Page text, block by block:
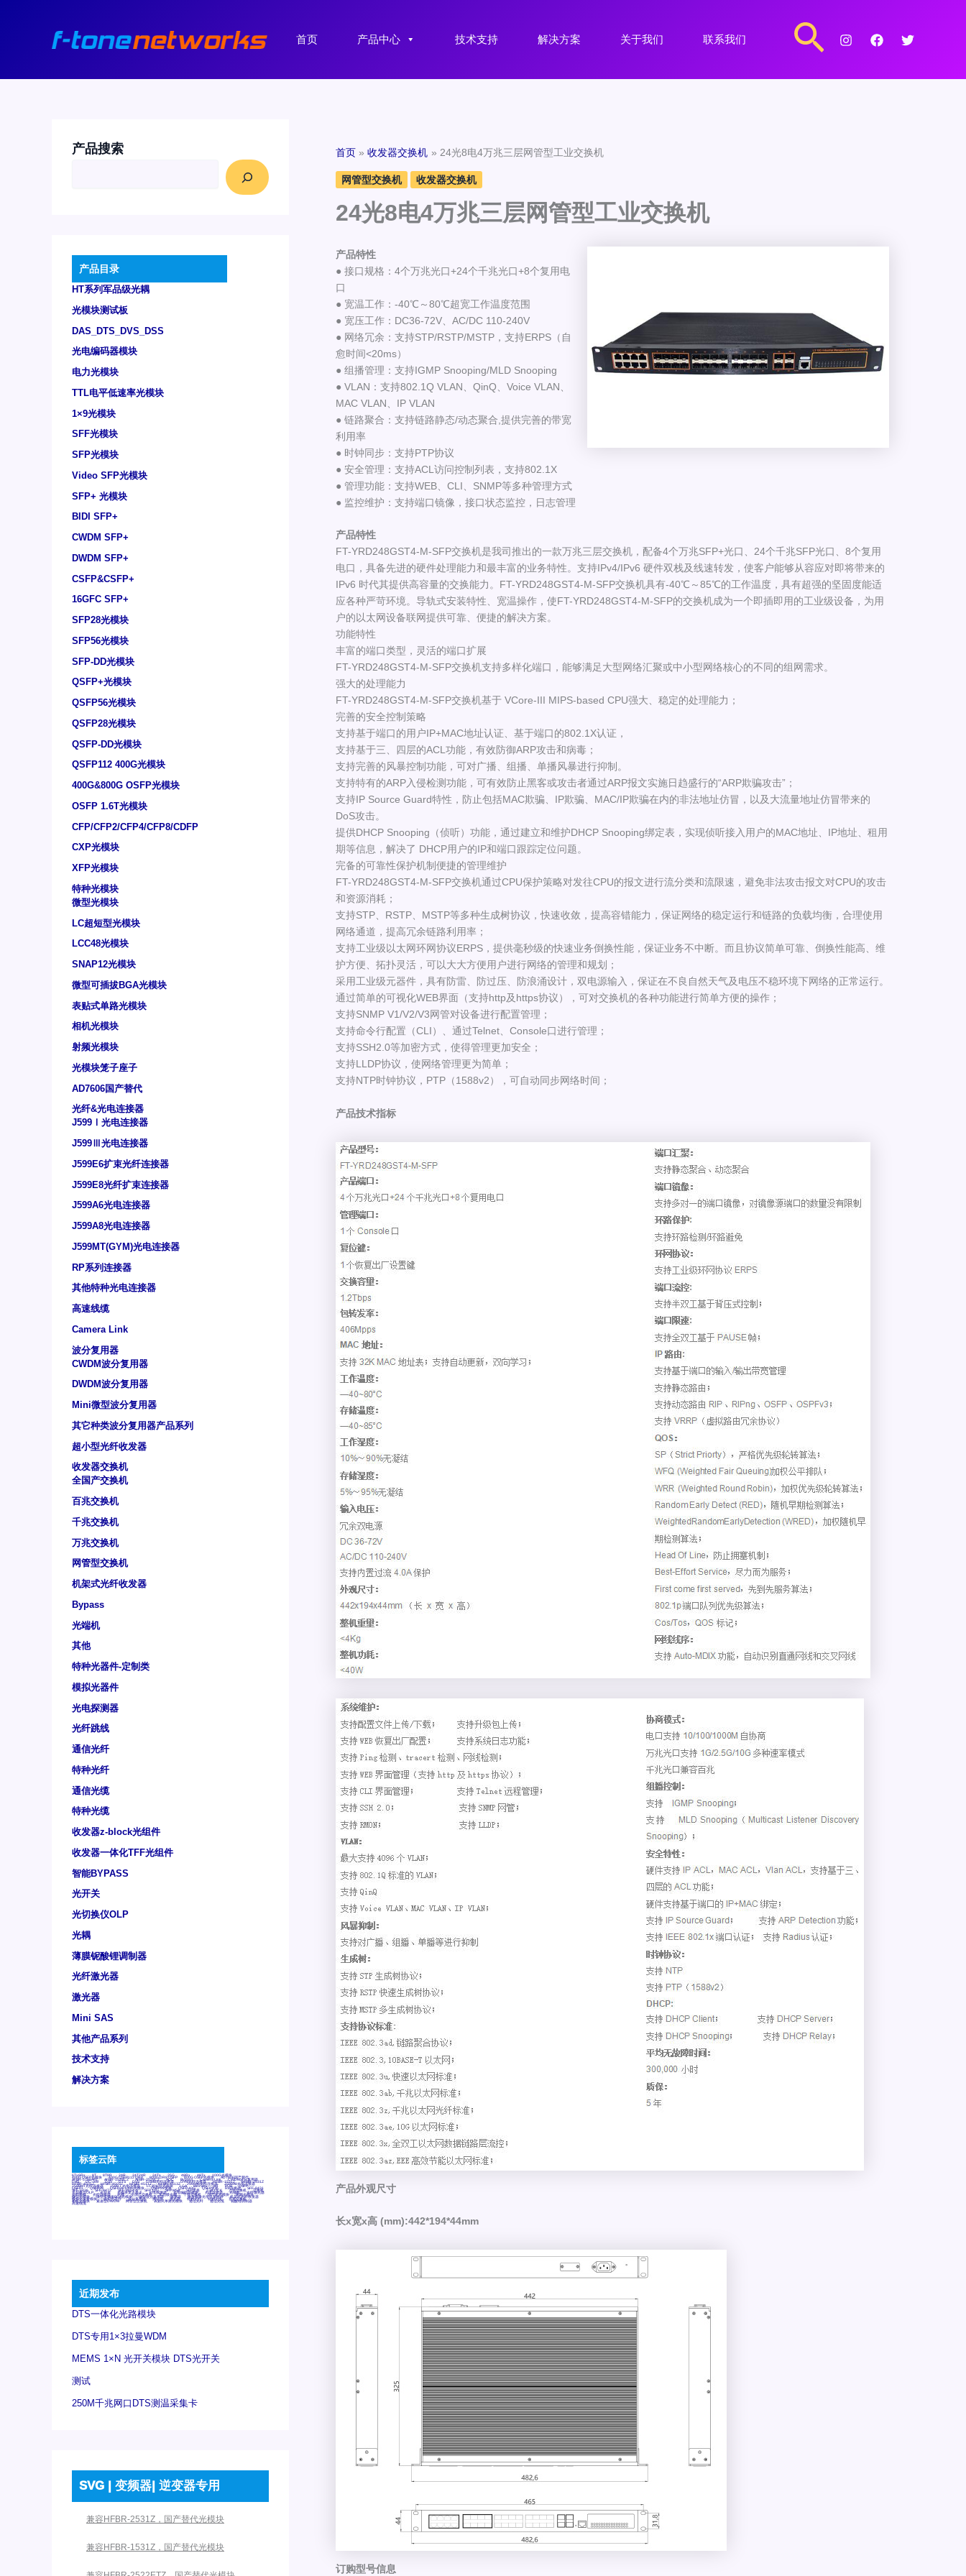
首页 产品中心 技术支持 解决方案 关于我们 联系我们
搜
索
产品搜索
产品目录
HT系列军品级光耦
光模块测试板
DAS_DTS_DVS_DSS
光电编码器模块
电力光模块
TTL电平低速率光模块
1×9光模块
SFF光模块
SFP光模块
Video SFP光模块
SFP+ 光模块
BIDI SFP+
CWDM SFP+
DWDM SFP+
CSFP&CSFP+
16GFC SFP+
SFP28光模块
SFP56光模块
SFP-DD光模块
QSFP+光模块
QSFP56光模块
QSFP28光模块
QSFP-DD光模块
QSFP112 400G光模块
400G&800G OSFP光模块
OSFP 1.6T光模块
CFP/CFP2/CFP4/CFP8/CDFP
CXP光模块
XFP光模块
特种光模块
微型光模块
LC超短型光模块
LCC48光模块
SNAP12光模块
微型可插拔BGA光模块
表贴式单路光模块
相机光模块
射频光模块
光模块笼子座子
AD7606国产替代
光纤&光电连接器
J599Ⅰ光电连接器
J599Ⅲ光电连接器
J599E6扩束光纤连接器
J599E8光纤扩束连接器
J599A6光电连接器
J599A8光电连接器
J599MT(GYM)光电连接器
RP系列连接器
其他特种光电连接器
高速线缆
Camera Link
波分复用器
CWDM波分复用器
DWDM波分复用器
Mini微型波分复用器
其它种类波分复用器产品系列
超小型光纤收发器
收发器交换机
全国产交换机
百兆交换机
千兆交换机
万兆交换机
网管型交换机
机架式光纤收发器
Bypass
光端机
其他
特种光器件-定制类
模拟光器件
光电探测器
光纤跳线
通信光纤
特种光纤
通信光缆
特种光缆
收发器z-block光组件
收发器一体化TFF光组件
智能BYPASS
光开关
光切换仪OLP
光耦
薄膜铌酸锂调制器
光纤激光器
激光器
Mini SAS
其他产品系列
技术支持
解决方案
标签云阵
6Tx6Rx 8T 8T8R 24R 24T24R 24Tx 25G 48Rx 48Tx 100G光模块
400G OSFP光模块 400G QSFP112 DR4 800G DR8 OSFP 800G OSFP光模块 AD7606国产替代
AFBR-57B4APZ AFBR-1528CZ AFBR-2528CZ AOC Bypass Camera Link CWDM波分复用器
DAS DC~4M DSS DTS DVS GYMB光纤连接器 GYM光纤连接器 HFBR-1531Z HFBR-2531Z
HFBR-4501Z HFBR-4503Z HFBR-4511Z HFBR-4513Z J599A6光纤连接器 J599A8光电连接器
J599MT光纤连接器 J599Ⅰ光电连接器 LC超短型光模块 LGA Mini SAS MT POB QSFP
QSFP+ QSFP28 QSFP28 100G光模块 QSFP28笼座 QSFP 40G QSFP笼座 RP连接器 SFF-8431
SFF-8436 SFF-8472 SFF-8654 4i SFP 10G SFP MSA SFP笼座 Z-BLOCK 万兆交换机 交换机
光切换仪OLP 光开关 光模块笼子座子 光电探测器 光电编码器模块 光电连接器 光端机 光纤激光器
光纤跳线 光纤连接器 光耦 全国产交换机 军品级光耦 千兆交换机 国产化光模块 射频光模块
微型光模块 微型可插拔BGA光模块 微型波分复用器 探测器 收发模块光学引擎组件 机架式光纤收发器
模拟光发射模块 模拟光器件 波分复用器 测试版 激光器 特种光纤 特种光缆 百兆交换机
相机光模块 紧凑型DWDM 网管型交换机 表贴式单路光模块 通信光纤 通信光缆 铌酸锂调制器
高速线缆
近期发布
DTS一体化光路模块
DTS专用1×3拉曼WDM
MEMS 1×N 光开关模块 DTS光开关
测试
250M千兆网口DTS测温采集卡
SVG | 变频器| 逆变器专用
兼容HFBR-2531Z，国产替代光模块
兼容HFBR-1531Z，国产替代光模块
首页 收发器交换机 24光8电4万兆三层网管型工业交换机
网管型交换机 收发器交换机
24光8电4万兆三层网管型工业交换机
产品特性
● 接口规格：4个万兆光口+24个千兆光口+8个复用电
口
● 宽温工作：-40℃～80℃超宽工作温度范围
● 宽压工作：DC36-72V、AC/DC 110-240V
● 网络冗余：支持STP/RSTP/MSTP，支持ERPS（自
愈时间<20ms）
● 组播管理：支持IGMP Snooping/MLD Snooping
● VLAN：支持802.1Q VLAN、QinQ、Voice VLAN、
MAC VLAN、IP VLAN
● 链路聚合：支持链路静态/动态聚合,提供完善的带宽
利用率
● 时钟同步：支持PTP协议
● 安全管理：支持ACL访问控制列表，支持802.1X
● 管理功能：支持WEB、CLI、SNMP等多种管理方式
● 监控维护：支持端口镜像，接口状态监控，日志管理
产品特性
FT-YRD248GST4-M-SFP交换机是我司推出的一款万兆三层交换机，配备4个万兆SFP+光口、24个千兆SFP光口、8个复用
电口，具备先进的硬件处理能力和最丰富的业务特性。支持IPv4/IPv6 硬件双栈及线速转发，使客户能够从容应对即将带来的
IPv6 时代其提供高容量的交换能力。FT-YRD248GST4-M-SFP交换机具有-40℃～85℃的工作温度，具有超强的坚固度能适
应各种严苛环境。导轨式安装特性、宽温操作，使FT-YRD248GST4-M-SFP的交换机成为一个即插即用的工业级设备，为用
户的以太网设备联网提供可靠、便捷的解决方案。
功能特性
丰富的端口类型，灵活的端口扩展
FT-YRD248GST4-M-SFP交换机支持多样化端口，能够满足大型网络汇聚或中小型网络核心的不同的组网需求。
强大的处理能力
FT-YRD248GST4-M-SFP交换机基于 VCore-III MIPS-based CPU强大、稳定的处理能力；
完善的安全控制策略
支持基于端口的用户IP+MAC地址认证、基于端口的802.1X认证，
支持基于三、四层的ACL功能，有效防御ARP攻击和病毒；
支持完善的风暴控制功能，可对广播、组播、单播风暴进行抑制。
支持特有的ARP入侵检测功能，可有效防止黑客或攻击者通过ARP报文实施日趋盛行的“ARP欺骗攻击”；
支持IP Source Guard特性，防止包括MAC欺骗、IP欺骗、MAC/IP欺骗在内的非法地址仿冒，以及大流量地址仿冒带来的
DoS攻击。
提供DHCP Snooping（侦听）功能，通过建立和维护DHCP Snooping绑定表，实现侦听接入用户的MAC地址、IP地址、租用
期等信息，解决了 DHCP用户的IP和端口跟踪定位问题。
完备的可靠性保护机制便捷的管理维护
FT-YRD248GST4-M-SFP交换机通过CPU保护策略对发往CPU的报文进行流分类和流限速，避免非法攻击报文对CPU的攻击
和资源消耗；
支持STP、RSTP、MSTP等多种生成树协议，快速收敛，提高容错能力，保证网络的稳定运行和链路的负载均衡，合理使用
网络通道，提高冗余链路利用率；
支持工业级以太网环网协议ERPS，提供毫秒级的快速业务倒换性能，保证业务不中断。而且协议简单可靠、倒换性能高、维
护方便、拓扑灵活，可以大大方便用户进行网络的管理和规划；
采用工业级元器件，具有防雷、防过压、防浪涌设计，双电源输入，保证在不良自然天气及电压不稳环境下网络的正常运行。
通过简单的可视化WEB界面（支持http及https协议），可对交换机的各种功能进行简单方便的操作；
支持SNMP V1/V2/V3网管对设备进行配置管理；
支持命令行配置（CLI）、通过Telnet、Console口进行管理；
支持SSH2.0等加密方式，使得管理更加安全；
支持LLDP协议，使网络管理更为简单；
支持NTP时钟协议，PTP（1588v2），可自动同步网络时间；
产品技术指标
产品外观尺寸
长x宽x高 (mm):442*194*44mm
订购型号信息